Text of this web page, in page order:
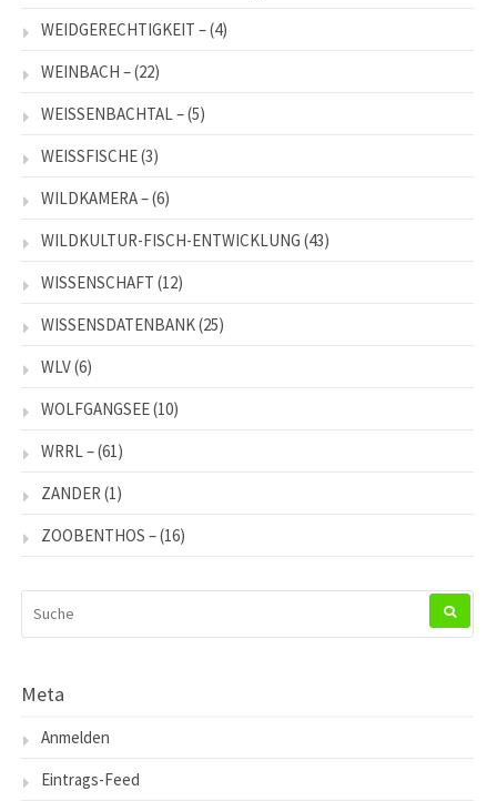
WEIDGERECHTIGKEIT –(4)
WEINBACH –(22)
WEISSENBACHTAL –(5)
WEISSFISCHE(3)
WILDKAMERA –(6)
WILDKULTUR-FISCH-ENTWICKLUNG (43)
WISSENSCHAFT (12)
WISSENSDATENBANK(25)
WLV(6)
WOLFGANGSEE(10)
WRRL –(61)
ZANDER (1)
ZOOBENTHOS –(16)
NACH:
Meta
Anmelden
Eintrags-Feed